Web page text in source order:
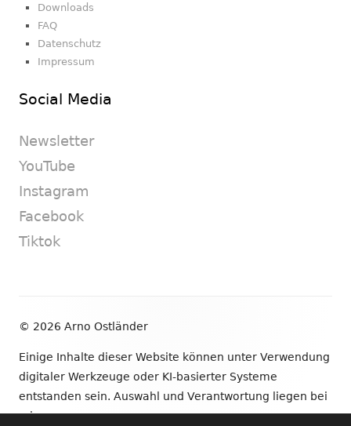
Downloads
FAQ
Datenschutz
Impressum
Social Media
Newsletter
YouTube
Instagram
Facebook
Tiktok
© 2026 Arno Ostländer
Einige Inhalte dieser Website können unter Verwendung
digitaler Werkzeuge oder KI-basierter Systeme
entstanden sein. Auswahl und Verantwortung liegen bei
mir.